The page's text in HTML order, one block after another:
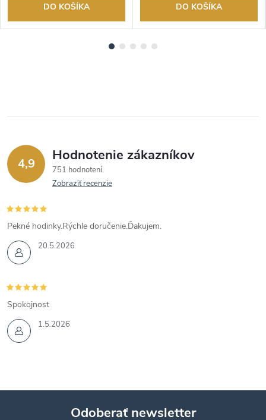
DO KOŠÍKA DO KOŠÍKA
4,9 Hodnotenie zákazníkov
751 hodnotení
Zobraziť recenzie
20.5.2026
Pekné hodinky.Rýchle doručenie.Ďakujem.
1.5.2026
Spokojnost
Odoberať newsletter